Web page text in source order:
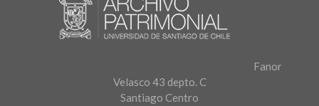
Fanor
Velasco 43 depto. C
Santiago Centro